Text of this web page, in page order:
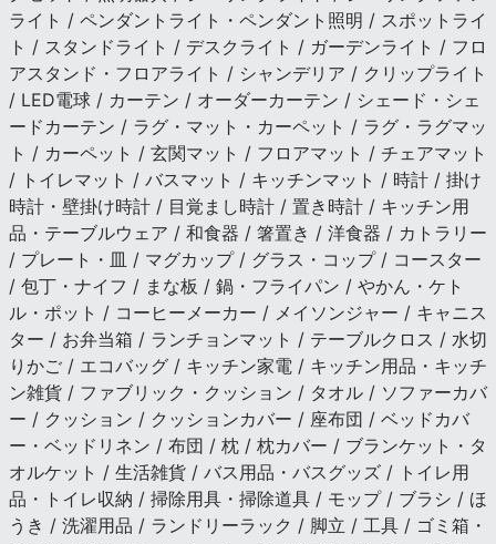
ライト / ペンダントライト・ペンダント照明 / スポットライ
ト / スタンドライト / デスクライト / ガーデンライト / フロ
アスタンド・フロアライト / シャンデリア / クリップライト
/ LED電球 / カーテン / オーダーカーテン / シェード・シェ
ードカーテン / ラグ・マット・カーペット / ラグ・ラグマッ
ト / カーペット / 玄関マット / フロアマット / チェアマット
/ トイレマット / バスマット / キッチンマット / 時計 / 掛け
時計・壁掛け時計 / 目覚まし時計 / 置き時計 / キッチン用
品・テーブルウェア / 和食器 / 箸置き / 洋食器 / カトラリー
/ プレート・皿 / マグカップ / グラス・コップ / コースター
/ 包丁・ナイフ / まな板 / 鍋・フライパン / やかん・ケト
ル・ポット / コーヒーメーカー / メイソンジャー / キャニス
ター / お弁当箱 / ランチョンマット / テーブルクロス / 水切
りかご / エコバッグ / キッチン家電 / キッチン用品・キッチ
ン雑貨 / ファブリック・クッション / タオル / ソファーカバ
ー / クッション / クッションカバー / 座布団 / ベッドカバ
ー・ベッドリネン / 布団 / 枕 / 枕カバー / ブランケット・タ
オルケット / 生活雑貨 / バス用品・バスグッズ / トイレ用
品・トイレ収納 / 掃除用具・掃除道具 / モップ / ブラシ / ほ
うき / 洗濯用品 / ランドリーラック / 脚立 / 工具 / ゴミ箱・